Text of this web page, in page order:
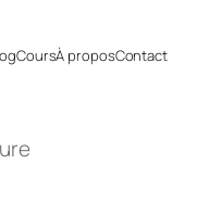
CoursÀ proposContact